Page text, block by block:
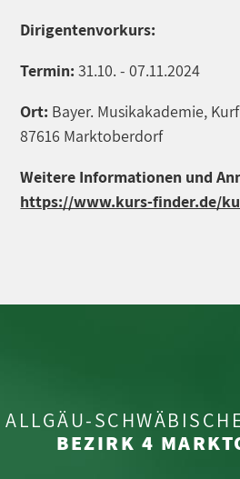
Dirigentenvorkurs:
Termin:31.10. - 07.11.2024
Ort: Bayer. Musikakademie,
87616 Marktoberdorf
Weitere Informationen und
https://www.kurs-finder.de/
ALLGÄU-
BEZIRK 4